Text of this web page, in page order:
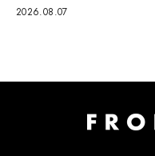
2026.08.07